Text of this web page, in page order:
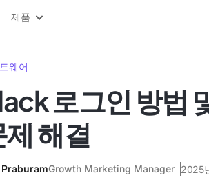
블로그
제품
웨어
로그인 방법
제 해결
PraburamGrowth Marketing Manager 2025